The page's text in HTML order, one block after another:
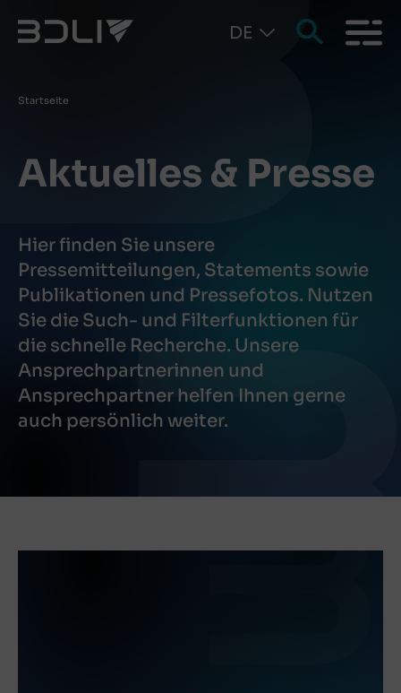
DE
Pfadnavigation
Startseite
Aktuelles & Presse
Hier finden Sie unsere
Pressemitteilungen, Statements sowie
Publikationen und Pressefotos. Nutzen
Sie die Such- und Filterfunktionen für
die schnelle Recherche. Unsere
Ansprechpartnerinnen und
Ansprechpartner helfen Ihnen gerne
auch persönlich weiter.